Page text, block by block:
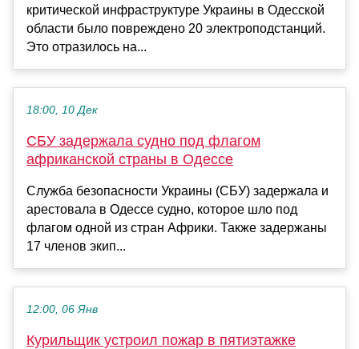
критической инфраструктуре Украины в Одесской
области было повреждено 20 электроподстанций.
Это отразилось на...
18:00, 10 Дек
СБУ задержала судно под флагом
африканской страны в Одессе
Служба безопасности Украины (СБУ) задержала и
арестовала в Одессе судно, которое шло под
флагом одной из стран Африки. Также задержаны
17 членов экип...
12:00, 06 Янв
Курильщик устроил пожар в пятиэтажке